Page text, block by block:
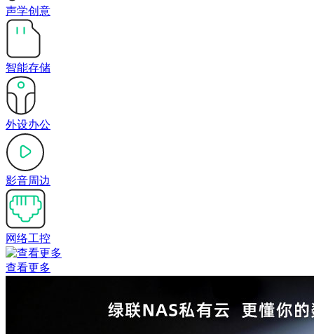
声学创意
智能存储
外设办公
影音周边
网络工控
查看更多